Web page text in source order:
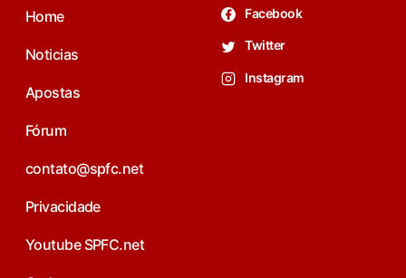
Home
Noticias
Apostas
Fórum
contato@spfc.net
Privacidade
Youtube SPFC.net
Facebook
Twitter
Instagram